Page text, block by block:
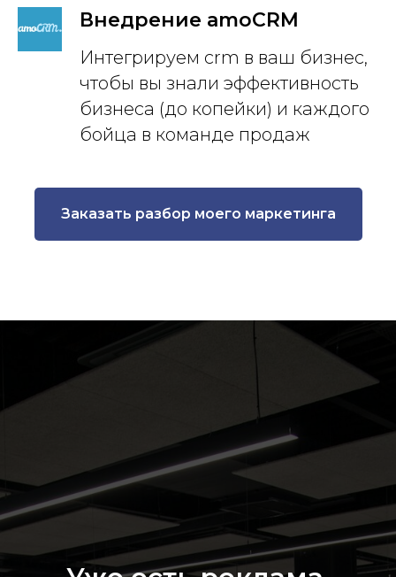
Внедрение amoCRM
Интегрируем crm в ваш бизнес,
чтобы вы знали эффективность
бизнеса (до копейки) и каждого
бойца в команде продаж
Заказать разбор моего маркетинга